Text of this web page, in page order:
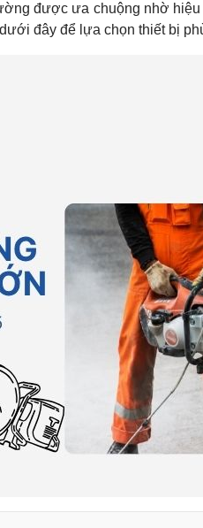
được ưa chuộng nhờ
đây để lựa chọn thiết bị